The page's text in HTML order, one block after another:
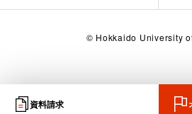
資料請求
© Hokkaido University